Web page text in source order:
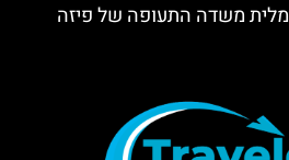
משדה התעופה של פיזה